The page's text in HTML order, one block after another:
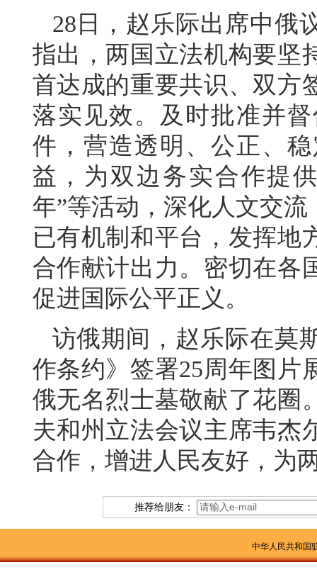
28日，赵乐际出席中俄
指出，两国立法机构要坚
首达成的重要共识、双方
落实见效。及时批准并
件，营造透明、公正、
益，为双边务实合作提
年”等活动，深化人文交
已有机制和平台，发挥地
合作献计出力。密切在各
促进国际公平正义。
访俄期间，赵乐际在莫
作条约》签署25周年图片
俄无名烈士墓敬献了花圈
夫和州立法会议主席韦杰
合作，增进人民友好，为
推荐给朋友：
中华人民共和国